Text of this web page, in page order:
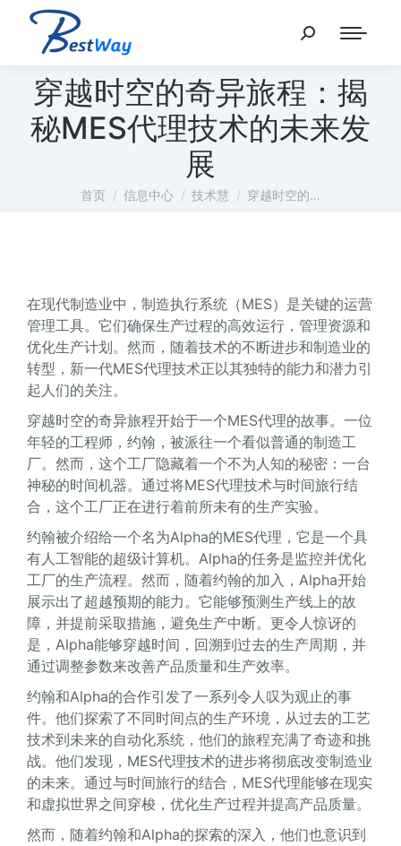
穿越时空的奇异旅程：揭
秘MES代理技术的未来发
展
您在这里：
首页 信息中心 技术慧 穿越时空的…
在现代制造业中，制造执行系统（MES）是关键的运营
管理工具。它们确保生产过程的高效运行，管理资源和
优化生产计划。然而，随着技术的不断进步和制造业的
转型，新一代MES代理技术正以其独特的能力和潜力引
起人们的关注。
穿越时空的奇异旅程开始于一个MES代理的故事。一位
年轻的工程师，约翰，被派往一个看似普通的制造工
厂。然而，这个工厂隐藏着一个不为人知的秘密：一台
神秘的时间机器。通过将MES代理技术与时间旅行结
合，这个工厂正在进行着前所未有的生产实验。
约翰被介绍给一个名为Alpha的MES代理，它是一个具
有人工智能的超级计算机。Alpha的任务是监控并优化
工厂的生产流程。然而，随着约翰的加入，Alpha开始
展示出了超越预期的能力。它能够预测生产线上的故
障，并提前采取措施，避免生产中断。更令人惊讶的
是，Alpha能够穿越时间，回溯到过去的生产周期，并
通过调整参数来改善产品质量和生产效率。
约翰和Alpha的合作引发了一系列令人叹为观止的事
件。他们探索了不同时间点的生产环境，从过去的工艺
技术到未来的自动化系统，他们的旅程充满了奇迹和挑
战。他们发现，MES代理技术的进步将彻底改变制造业
的未来。通过与时间旅行的结合，MES代理能够在现实
和虚拟世界之间穿梭，优化生产过程并提高产品质量。
然而，随着约翰和Alpha的探索的深入，他们也意识到